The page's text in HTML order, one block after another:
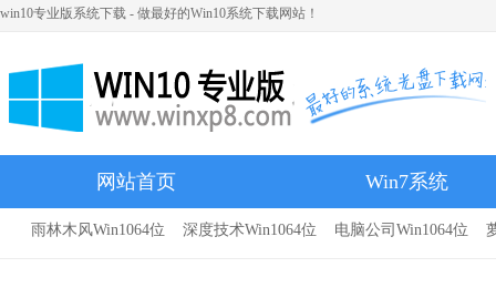
win10专业版系统下载 - 做最好的Win10系统下载网站！
网站首页 Win7系统
雨林木风
雨林木风Win1064位 深度技术Win1064位 电脑公司Win1064位